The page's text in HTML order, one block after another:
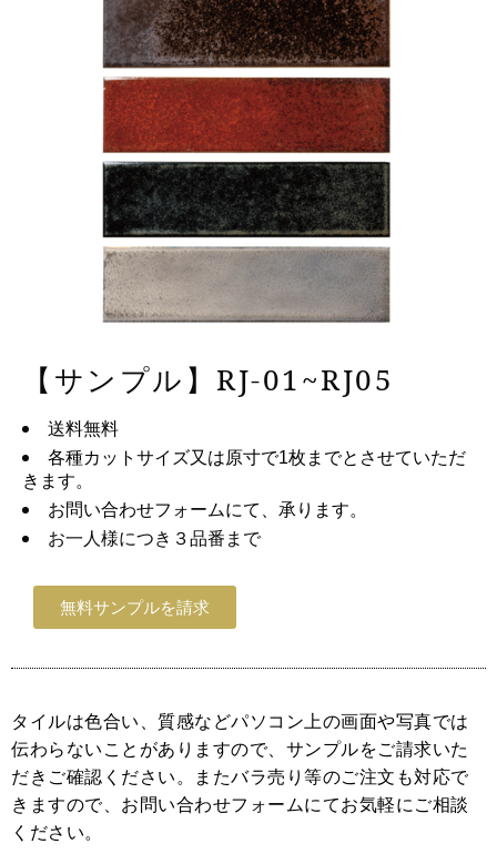
【サンプル】RJ-01~RJ05
送料無料
各種カットサイズ又は原寸で1枚までとさせていただ
きます。
お問い合わせフォームにて、承ります。
お一人様につき３品番まで
無料サンプルを請求
タイルは色合い、質感などパソコン上の画面や写真では
伝わらないことがありますので、サンプルをご請求いた
だきご確認ください。またバラ売り等のご注文も対応で
きますので、お問い合わせフォームにてお気軽にご相談
ください。